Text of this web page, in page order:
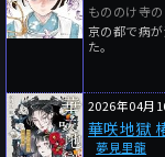
もののけ寺
京の都で病
た。
2026年04月
華咲地獄
夢見里龍